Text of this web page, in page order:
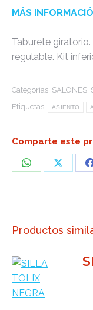
MÁS
Taburete
regulable. Kit
Categorías: SALONES,
Etiquetas:
ASIENTO
Comparte este
Share
Share
Productos